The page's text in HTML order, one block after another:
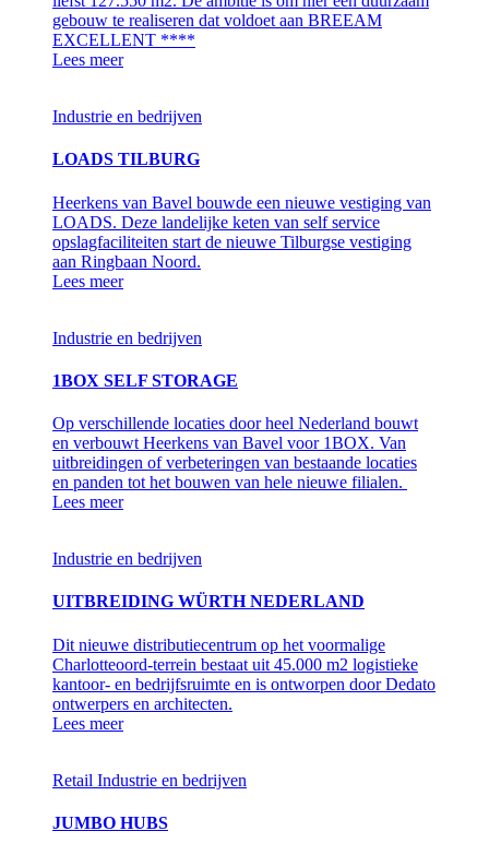
gebouw te realiseren dat voldoet aan BREEAM
EXCELLENT ****
Lees meer
Industrie en bedrijven
LOADS TILBURG
Heerkens van Bavel bouwde een nieuwe vestiging van
LOADS. Deze landelijke keten van self service
opslagfaciliteiten start de nieuwe Tilburgse vestiging
aan Ringbaan Noord.
Lees meer
Industrie en bedrijven
1BOX SELF STORAGE
Op verschillende locaties door heel Nederland bouwt
en verbouwt Heerkens van Bavel voor 1BOX. Van
uitbreidingen of verbeteringen van bestaande locaties
en panden tot het bouwen van hele nieuwe filialen.
Lees meer
Industrie en bedrijven
UITBREIDING WÜRTH NEDERLAND
Dit nieuwe distributiecentrum op het voormalige
Charlotteoord-terrein bestaat uit 45.000 m2 logistieke
kantoor- en bedrijfsruimte en is ontworpen door Dedato
ontwerpers en architecten.
Lees meer
Retail Industrie en bedrijven
JUMBO HUBS